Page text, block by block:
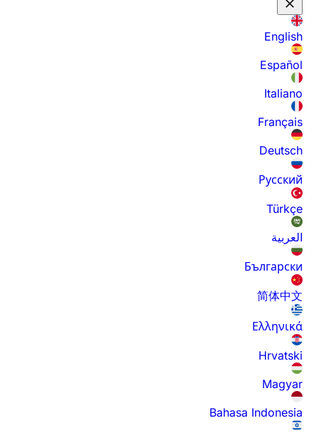
English
Español
Italiano
Français
Deutsch
Русский
Türkçe
العربية
Български
简体中文
Ελληνικά
Hrvatski
Magyar
Bahasa Indonesia